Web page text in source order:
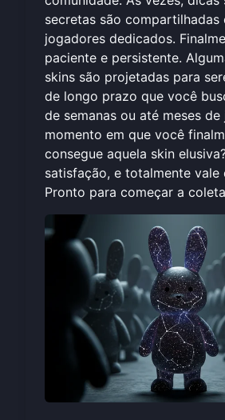
secretas são compartilhadas
jogadores dedicados.
paciente e persistente.
skins são projetadas para
de longo prazo que você
de semanas ou até meses
momento em que você
consegue aquela skin
satisfação, e totalmente vale
Pronto para começar a